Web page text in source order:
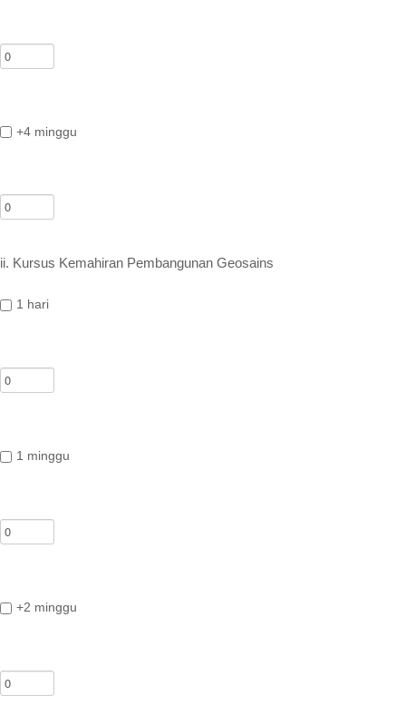
+4 minggu
ii. Kursus Kemahiran Pembangunan Geosains
1 hari
1 minggu
+2 minggu